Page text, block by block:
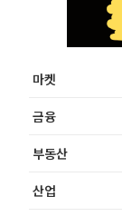
마켓
금융
부동산
산업